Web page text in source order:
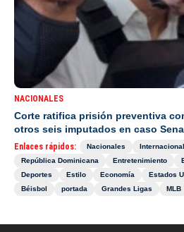
NACIONALES
Corte ratifica prisión preventiva
otros seis imputados en caso
Enlaces rápidos: Nacionales
República Dominicana
Entretenimiento
Deportes
Estilo Economía Estados
Béisbol
portada Grandes Ligas MLB